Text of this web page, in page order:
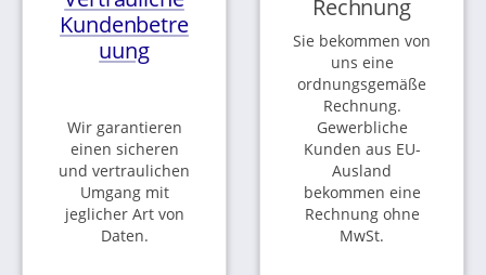
Kundenbetre
uung
Wir garantieren
einen sicheren
und vertraulichen
Umgang mit
jeglicher Art von
Daten.
Rechnung
Sie bekommen von
uns eine
ordnungsgemäße
Rechnung.
Gewerbliche
Kunden aus EU-
Ausland
bekommen eine
Rechnung ohne
MwSt.